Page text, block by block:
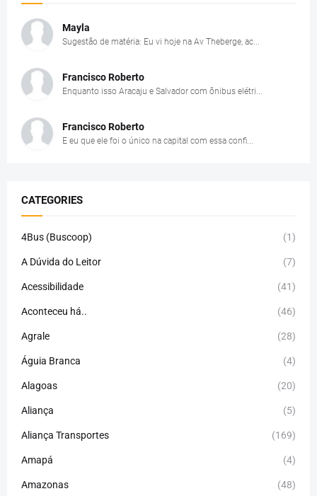
Mayla
Sugestão de matéria: Eu vi hoje na Av Theberge, ac...
Francisco Roberto
Enquanto isso Aracaju e Salvador com ônibus elétri...
Francisco Roberto
E eu que ele foi o único na capital com essa confi...
CATEGORIES
4Bus (Buscoop) (1)
A Dúvida do Leitor (7)
Acessibilidade (41)
Aconteceu há.. (46)
Agrale (28)
Águia Branca (4)
Alagoas (20)
Aliança (5)
Aliança Transportes (169)
Amapá (4)
Amazonas (48)